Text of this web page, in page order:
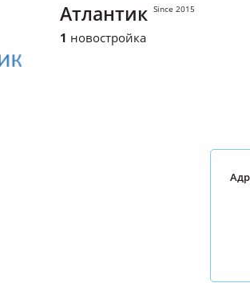
Атлантик Since 2015
1 новостройка